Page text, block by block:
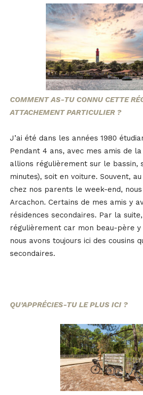
COMMENT AS-TU CONNU CETTE
ATTACHEMENT PARTICULIER ?
J’ai été dans les années 1980
Pendant 4 ans, avec mes amis de la
allions régulièrement sur le bassin,
minutes), soit en voiture. Souvent,
chez nos parents le week-end,
Arcachon. Certains de mes amis y
résidences secondaires. Par la
régulièrement car mon beau-père
nous avons toujours ici des cousins
secondaires.
QU’APPRÉCIES-TU LE PLUS ICI ?